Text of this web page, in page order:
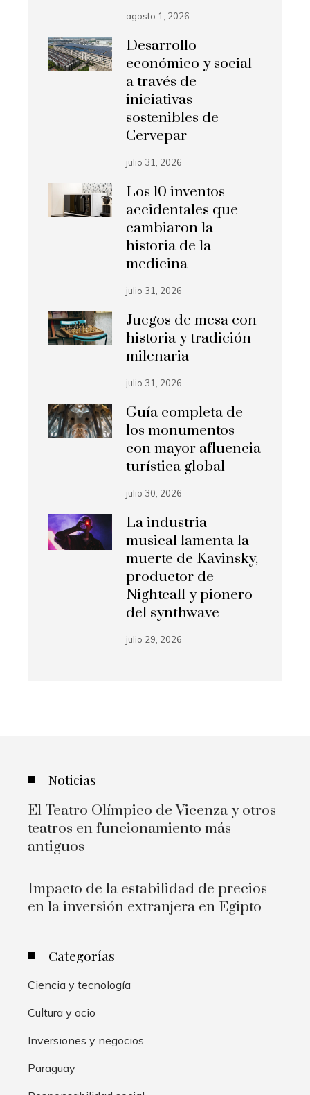
agosto 1, 2026
Desarrollo
económico y social
a través de
iniciativas
sostenibles de
Cervepar
julio 31, 2026
Los 10 inventos
accidentales que
cambiaron la
historia de la
medicina
julio 31, 2026
Juegos de mesa con
historia y tradición
milenaria
julio 31, 2026
Guía completa de
los monumentos
con mayor afluencia
turística global
julio 30, 2026
La industria
musical lamenta la
muerte de Kavinsky,
productor de
Nightcall y pionero
del synthwave
julio 29, 2026
Noticias
El Teatro Olímpico de Vicenza y otros
teatros en funcionamiento más
antiguos
Impacto de la estabilidad de precios
en la inversión extranjera en Egipto
Categorías
Ciencia y tecnología
Cultura y ocio
Inversiones y negocios
Paraguay